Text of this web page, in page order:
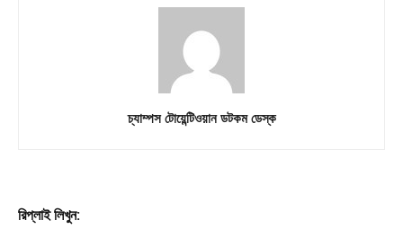
চ্যাম্পস টোয়েন্টিওয়ান ডটকম ডেস্ক
রিপ্লাই লিখুন: